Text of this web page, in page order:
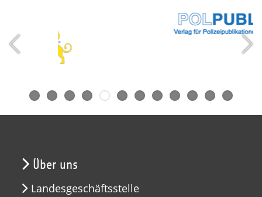
Über uns
Landesgeschäftsstelle